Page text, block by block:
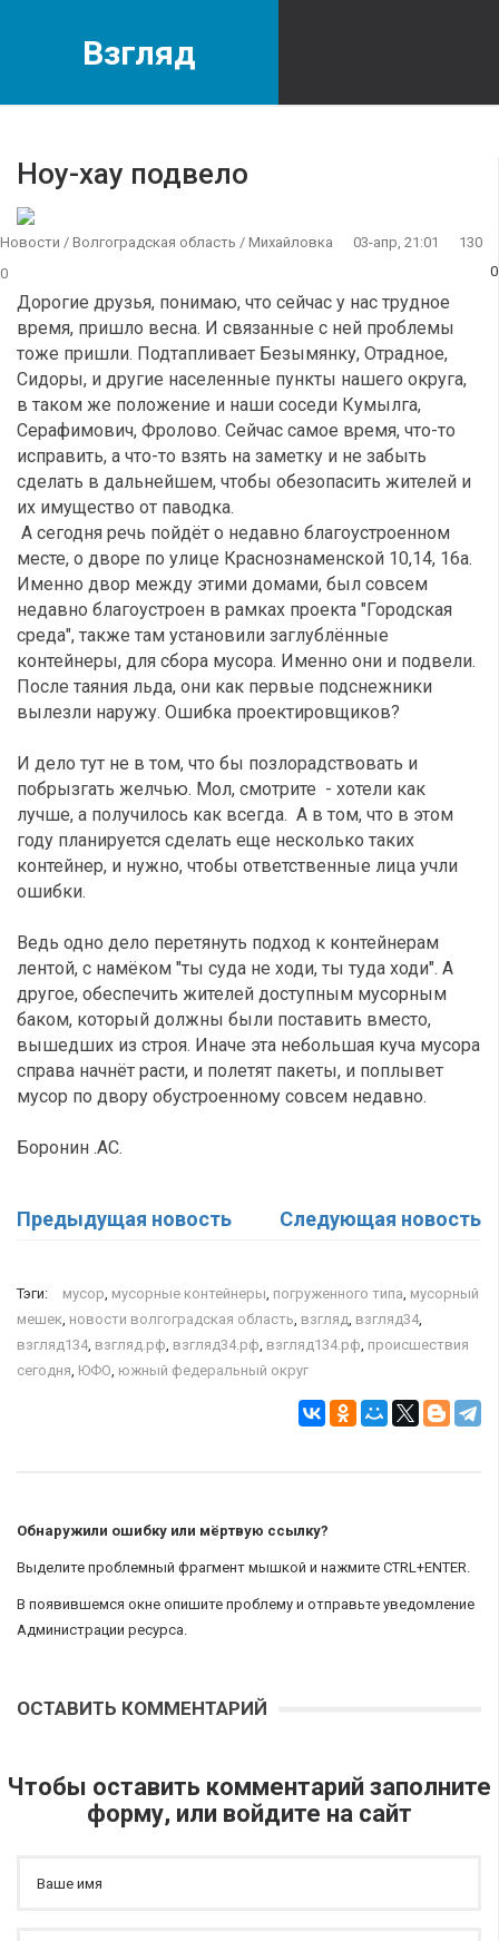
Взгляд
Ноу-хау подвело
Новости / Волгоградская область / Михайловка 03-апр, 21:01
130
0
0
Дорогие друзья, понимаю, что сейчас у нас трудное
время, пришло весна. И связанные с ней проблемы
тоже пришли. Подтапливает Безымянку, Отрадное,
Сидоры, и другие населенные пункты нашего округа,
в таком же положение и наши соседи Кумылга,
Серафимович, Фролово. Сейчас самое время, что-то
исправить, а что-то взять на заметку и не забыть
сделать в дальнейшем, чтобы обезопасить жителей и
их имущество от паводка.
А сегодня речь пойдёт о недавно благоустроенном
месте, о дворе по улице Краснознаменской 10,14, 16а.
Именно двор между этими домами, был совсем
недавно благоустроен в рамках проекта "Городская
среда", также там установили заглублённые
контейнеры, для сбора мусора. Именно они и подвели.
После таяния льда, они как первые подснежники
вылезли наружу. Ошибка проектировщиков?
И дело тут не в том, что бы позлорадствовать и
побрызгать желчью. Мол, смотрите - хотели как
лучше, а получилось как всегда. А в том, что в этом
году планируется сделать еще несколько таких
контейнер, и нужно, чтобы ответственные лица учли
ошибки.
Ведь одно дело перетянуть подход к контейнерам
лентой, с намёком "ты суда не ходи, ты туда ходи". А
другое, обеспечить жителей доступным мусорным
баком, который должны были поставить вместо,
вышедших из строя. Иначе эта небольшая куча мусора
справа начнёт расти, и полетят пакеты, и поплывет
мусор по двору обустроенному совсем недавно.
Боронин .АС.
Предыдущая новость Следующая новость
Тэги: мусор, мусорные контейнеры, погруженного типа, мусорный
мешек, новости волгоградская область, взгляд, взгляд34,
взгляд134, взгляд.рф, взгляд34.рф, взгляд134.рф, происшествия
сегодня, ЮФО, южный федеральный округ
Обнаружили ошибку или мёртвую ссылку?
Выделите проблемный фрагмент мышкой и нажмите CTRL+ENTER.
В появившемся окне опишите проблему и отправьте уведомление
Администрации ресурса.
ОСТАВИТЬ КОММЕНТАРИЙ
Чтобы оставить комментарий заполните
форму, или войдите на сайт